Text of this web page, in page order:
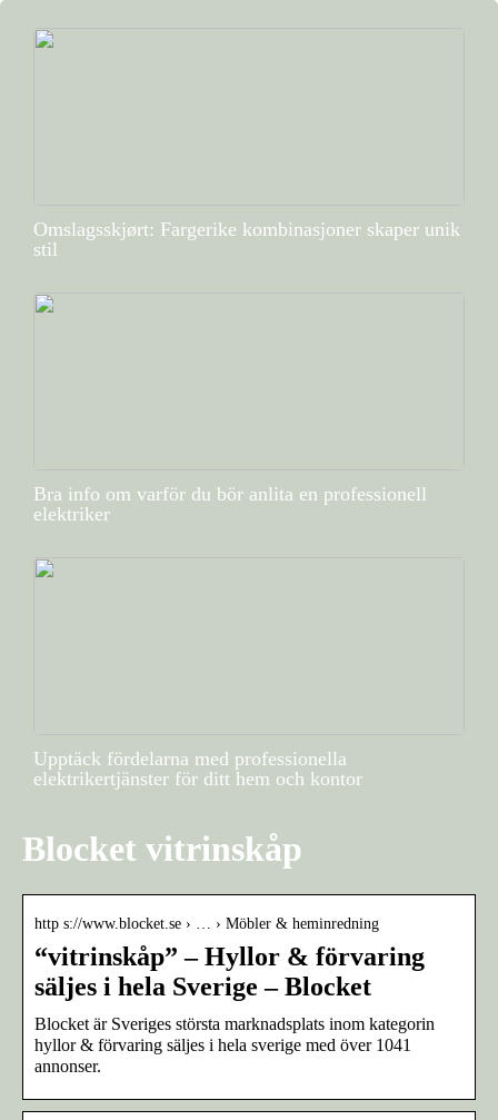
Omslagsskjørt: Fargerike kombinasjoner skaper unik
stil
Bra info om varför du bör anlita en professionell
elektriker
Upptäck fördelarna med professionella
elektrikertjänster för ditt hem och kontor
Blocket vitrinskåp
http s://www.blocket.se › … › Möbler & heminredning
“vitrinskåp” – Hyllor & förvaring
säljes i hela Sverige – Blocket
Blocket är Sveriges största marknadsplats inom kategorin
hyllor & förvaring säljes i hela sverige med över 1041
annonser.